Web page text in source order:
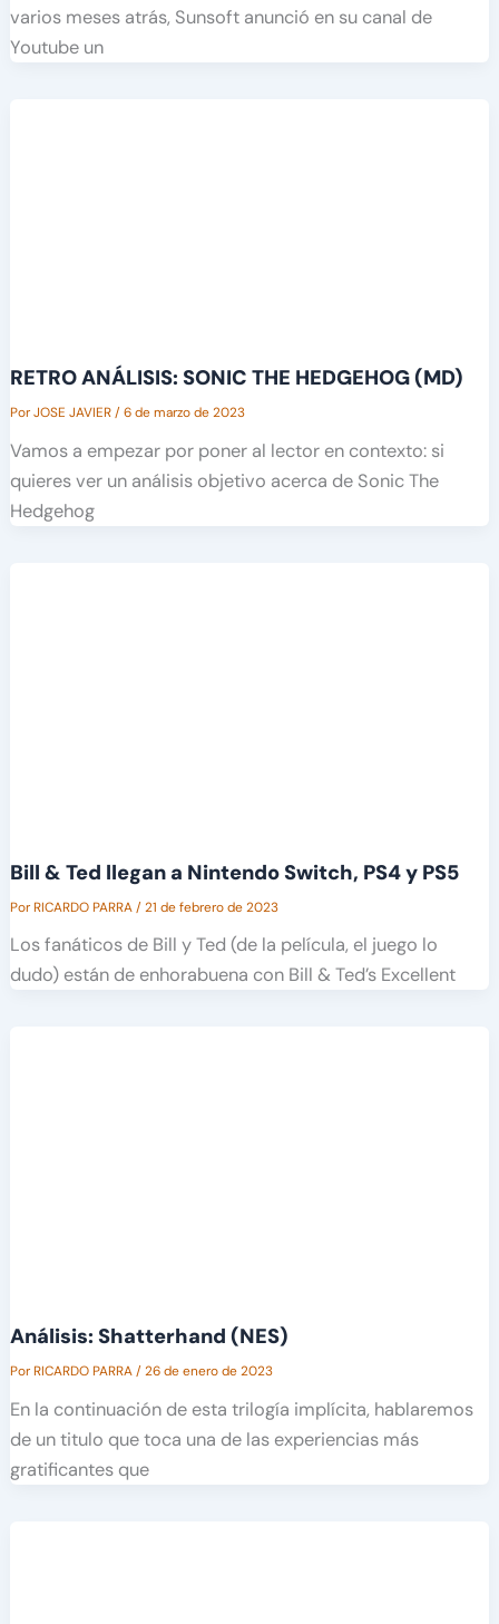
varios meses atrás, Sunsoft anunció en su canal de
Youtube un
RETRO ANÁLISIS: SONIC THE HEDGEHOG (MD)
PorJOSE JAVIER/6 de marzo de 2023
Vamos a empezar por poner al lector en contexto: si
quieres ver un análisis objetivo acerca de Sonic The
Hedgehog
Bill & Ted llegan a Nintendo Switch, PS4 y PS5
PorRICARDO PARRA/21 de febrero de 2023
Los fanáticos de Bill y Ted (de la película, el juego lo
dudo) están de enhorabuena con Bill & Ted’s Excellent
Análisis: Shatterhand (NES)
PorRICARDO PARRA/26 de enero de 2023
En la continuación de esta trilogía implícita, hablaremos
de un titulo que toca una de las experiencias más
gratificantes que